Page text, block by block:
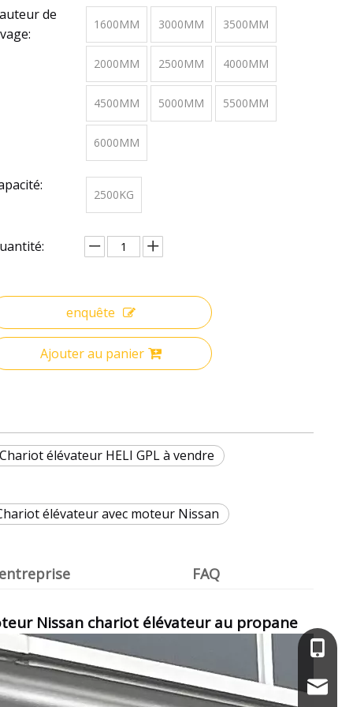
de
1600MM 3000MM 3500MM
2000MM 2500MM 4000MM
4500MM 5000MM 5500MM
6000MM
2500KG
enquête
Ajouter au panier
Chariot élévateur HELI GPL à vendre
élévateur avec moteur Nissan
FAQ
Nissan chariot élévateur au propane
+86-